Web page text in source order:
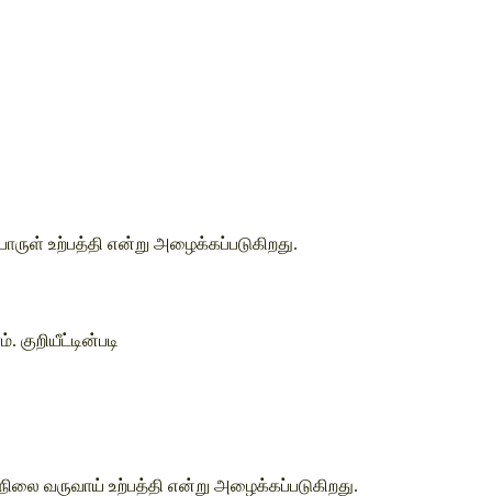
உற்பத்தி என்று அழைக்கப்படுகிறது.
வருவாய் உற்பத்தி என்று அழைக்கப்படுகிறது.